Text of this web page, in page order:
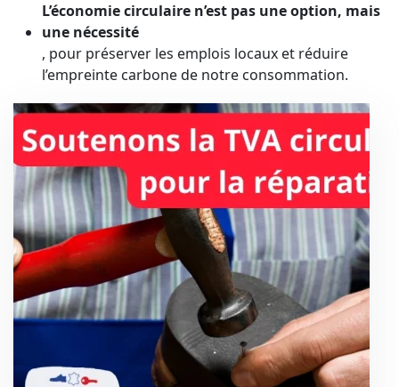
L’économie circulaire n’est pas une option, mais
une nécessité
, pour préserver les emplois locaux et réduire
l’empreinte carbone de notre consommation.